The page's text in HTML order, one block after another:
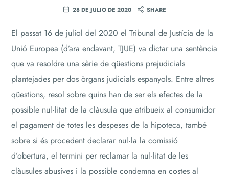
28 DE JULIO DE 2020 SHARE
El passat 16 de juliol del 2020 el Tribunal de Justícia de la
Unió Europea (d’ara endavant, TJUE) va dictar una sentència
que va resoldre una sèrie de qüestions prejudicials
plantejades per dos òrgans judicials espanyols. Entre altres
qüestions, resol sobre quins han de ser els efectes de la
possible nul·litat de la clàusula que atribueix al consumidor
el pagament de totes les despeses de la hipoteca, també
sobre si és procedent declarar nul·la la comissió
d’obertura, el termini per reclamar la nul·litat de les
clàusules abusives i la possible condemna en costes al